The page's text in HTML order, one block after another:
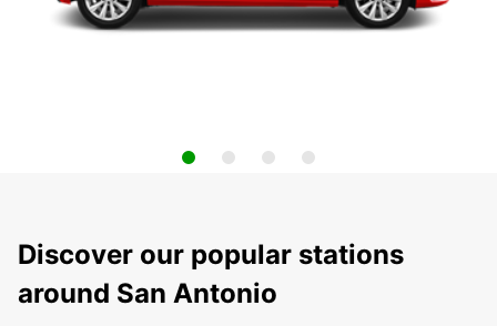
Discover our popular stations
around San Antonio